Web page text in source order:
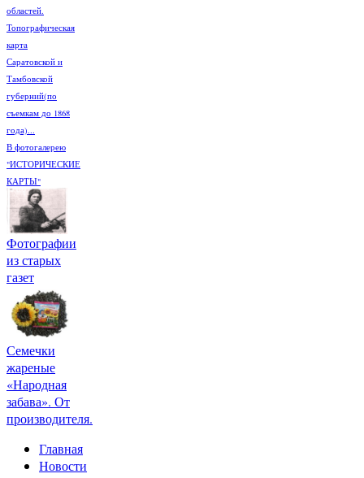
областей.
Топографическая
карта
Саратовской и
Тамбовской
губерний(по
съемкам до 1868
года)...
В фотогалерею
"ИСТОРИЧЕСКИЕ
КАРТЫ"
Фотографии
из старых
газет
Семечки
жареные
«Народная
забава». От
производителя.
Главная
Новости